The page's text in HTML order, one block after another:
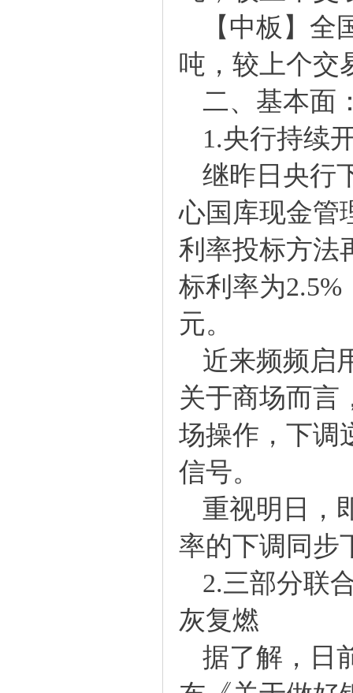
【中板】全
吨，较上个交
二、基本面
1.央行持续
继昨日央行
心国库现金管
利率投标方法
标利率为
元。
近来频频启
关于商场而言
场操作，下调
信号。
重视明日，
率的下调同步
2.三部分联
灰复燃
据了解，日